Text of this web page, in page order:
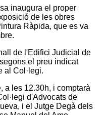
inaugura el proper
de les obres
Ràpida, que es va
de l'Edifici Judicial de
el preu indicat
al Col·legi.
a les 12.30h, i comptarà
d'Advocats de
i el Jutge Degà dels